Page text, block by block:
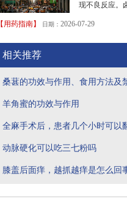
现不良反应。
【 用药指南】 日期： 2026-07-29
相关推荐
桑葚的功效与作用、食用方法及
羊角蜜的功效与作用
全麻手术后，患者几个小时可以
动脉硬化可以吃三七粉吗
膝盖后面痒，越抓越痒是怎么回